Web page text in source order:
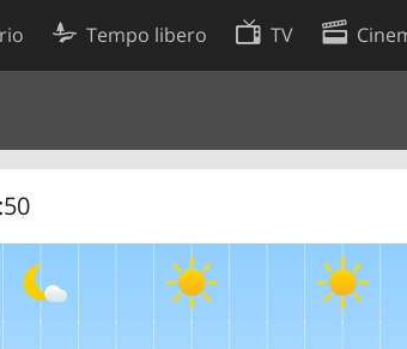
Tempo libero TV
Preferenze cookie